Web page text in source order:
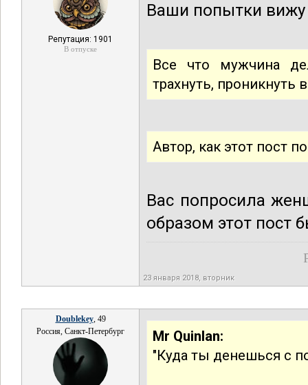
Репутация: 1901
В отпуске
Ваши попытки вижу
Все что мужчина
трахнуть, проникнуть
Автор, как этот пост
Вас попросила
образом этот
23 января 2018, вторник
Doublekey, 49
Россия, Санкт-Петербург
Mr Quinlan:
"Куда ты денешься с